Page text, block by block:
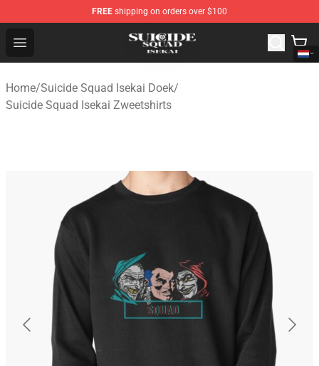
FREE shipping on orders over $100
Open menu
Suicide Squad Isekai Store - Official Suicide Squad
Home/Suicide Squad Isekai Doek/
Suicide Squad Isekai Zweetshirts